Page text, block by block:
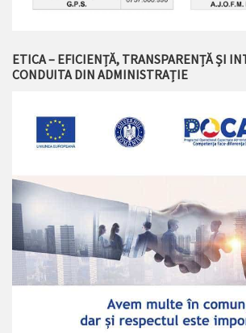
ETICA – EFICIENȚĂ, TRANSPARENȚĂ ȘI
CONDUITA DIN ADMINISTRAȚIE